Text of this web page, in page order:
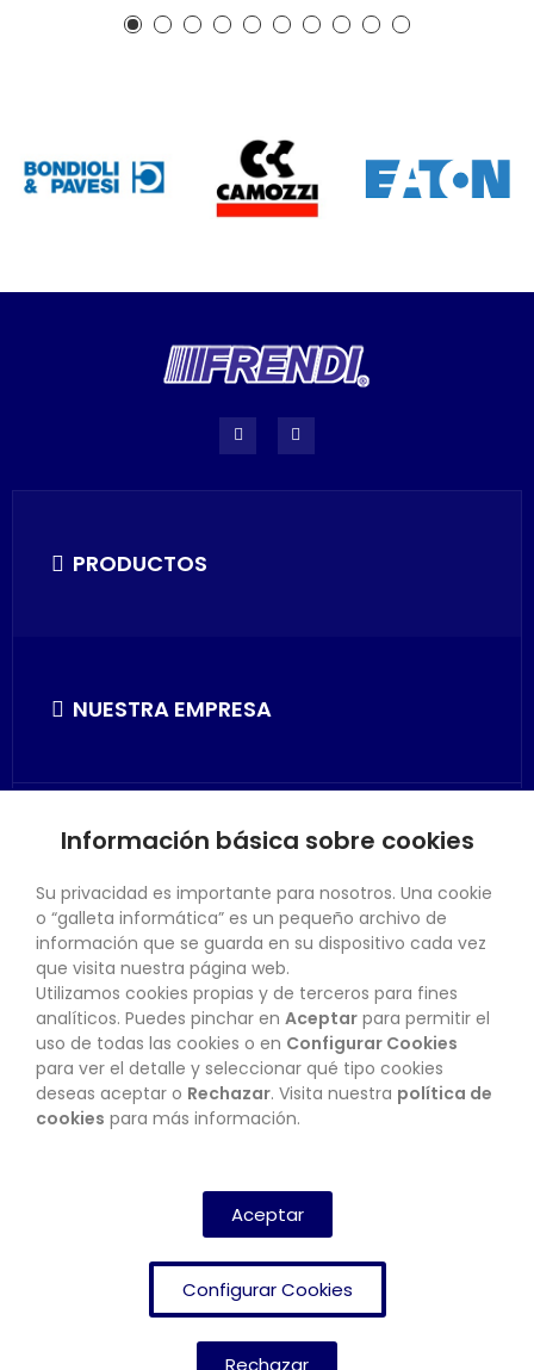
PRODUCTOS
NUESTRA EMPRESA
SU CUENTA
CONTACTO
BOLETÍN
Información básica sobre cookies
Su privacidad es importante para nosotros. Una cookie
o “galleta informática” es un pequeño archivo de
información que se guarda en su dispositivo cada vez
que visita nuestra página web.
Utilizamos cookies propias y de terceros para fines
analíticos. Puedes pinchar en Aceptar para permitir el
uso de todas las cookies o en Configurar Cookies
para ver el detalle y seleccionar qué tipo cookies
deseas aceptar o Rechazar. Visita nuestra política de
cookies para más información.
Aceptar
Configurar Cookies
Rechazar